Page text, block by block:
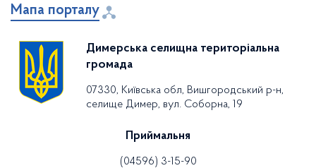
Мапа порталу
Димерська селищна територіальна
громада
07330, Київська обл, Вишгородський р-н,
селище Димер, вул. Соборна, 19
Приймальня
(04596) 3-15-90